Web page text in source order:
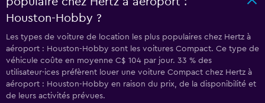
Houston-Hobby ?
Les types de voiture de location les plus populaires chez Hertz à
aéroport : Houston-Hobby sont les voitures Compact. Ce type de
véhicule coûte en moyenne C$ 104 par jour. 33 % des
utilisateur·ices préfèrent louer une voiture Compact chez Hertz à
aéroport : Houston-Hobby en raison du prix, de la disponibilité et
de leurs activités prévues.